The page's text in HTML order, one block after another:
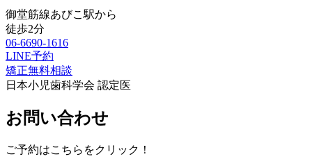
御堂筋線あびこ駅から
徒歩2分
06-6690-1616
LINE予約
矯正無料相談
日本小児歯科学会 認定医
お問い合わせ
ご予約はこちらをクリック！